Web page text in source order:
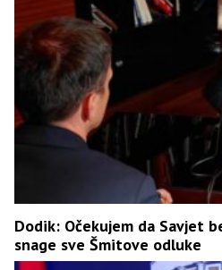
Dodik: Očekujem da Savjet
snage sve Šmitove odluke